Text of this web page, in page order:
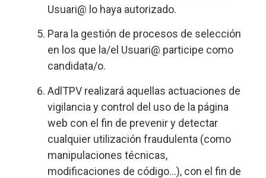
Usuari@ lo haya autorizado.
Para la gestión de procesos de selección
en los que la/el Usuari@ participe como
candidata/o.
AdlTPV realizará aquellas actuaciones de
vigilancia y control del uso de la página
web con el fin de prevenir y detectar
cualquier utilización fraudulenta (como
manipulaciones técnicas,
modificaciones de código…), con el fin de